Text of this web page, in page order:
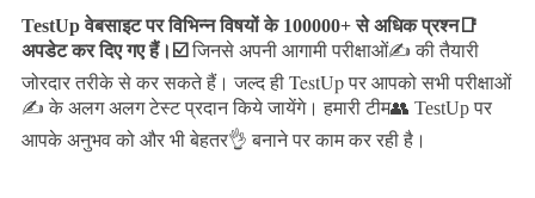
TestUp वेबसाइट पर विभिन्न विषयों के 100000+ से अधिक प्रश्न📑
अपडेट कर दिए गए हैं। ☑️ जिनसे अपनी आगामी परीक्षाओं✍️ की तैयारी
जोरदार तरीके से कर सकते हैं।जल्द ही TestUp पर आपको सभी परीक्षाओं
✍️ के अलग अलग टेस्ट प्रदान किये जायेंगे। हमारी टीम👥 TestUp पर
आपके अनुभव को और भी बेहतर👌 बनाने पर काम कर रही है।